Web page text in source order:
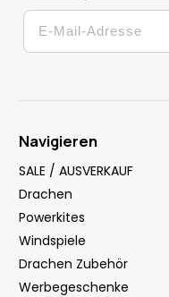
Email
Navigieren
SALE / AUSVERKAUF
Drachen
Powerkites
Windspiele
Drachen Zubehör
Werbegeschenke